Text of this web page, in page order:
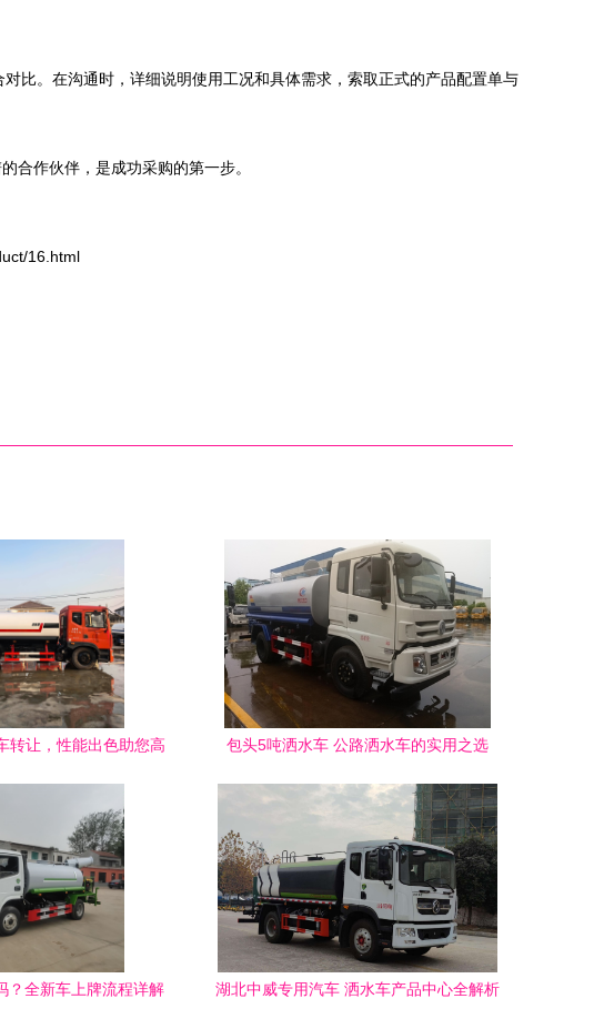
比。在沟通时，详细说明使用工况和具体需求，索取正式的产品配置单与
合作伙伴，是成功采购的第一步。
16.html
转让，性能出色助您高
包头5吨洒水车 公路洒水车的实用之选
？全新车上牌流程详解
湖北中威专用汽车 洒水车产品中心全解析